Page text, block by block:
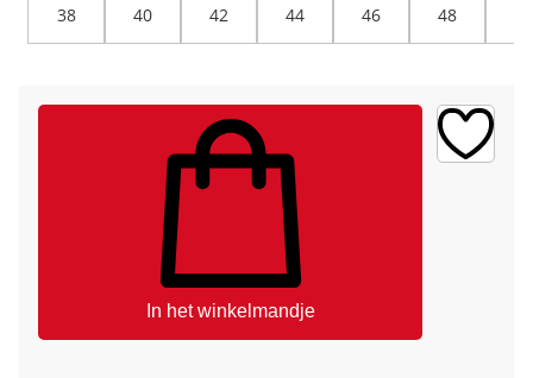
38 40 42 44 46 48
In het winkelmandje